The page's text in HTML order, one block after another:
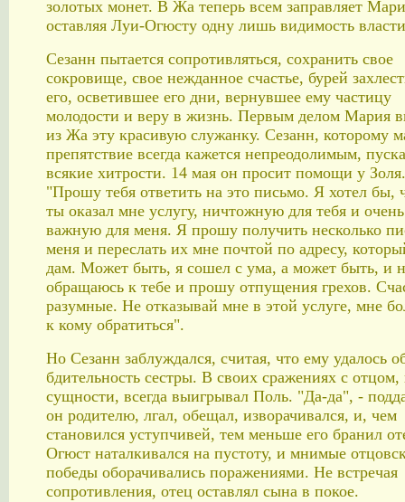
золотых монет. В Жа теперь всем заправляет
оставляя Луи-Огюсту одну лишь видимость
Сезанн пытается сопротивляться, сохранить свое
сокровище, свое нежданное счастье, бурей
его, осветившее его дни, вернувшее ему частицу
молодости и веру в жизнь. Первым делом Мария
из Жа эту красивую служанку. Сезанн, которому
препятствие всегда кажется непреодолимым,
всякие хитрости. 14 мая он просит помощи у Золя.
"Прошу тебя ответить на это письмо. Я хотел бы,
ты оказал мне услугу, ничтожную для тебя и очень
важную для меня. Я прошу получить несколько
меня и переслать их мне почтой по адресу,
дам. Может быть, я сошел с ума, а может быть, и
обращаюсь к тебе и прошу отпущения грехов.
разумные. Не отказывай мне в этой услуге, мне
к кому обратиться".
Но Сезанн заблуждался, считая, что ему удалось
бдительность сестры. В своих сражениях с отцом,
сущности, всегда выигрывал Поль. "Да-да", -
он родителю, лгал, обещал, изворачивался, и, чем
становился уступчивей, тем меньше его бранил
Огюст наталкивался на пустоту, и мнимые
победы оборачивались поражениями. Не встречая
сопротивления, отец оставлял сына в покое.